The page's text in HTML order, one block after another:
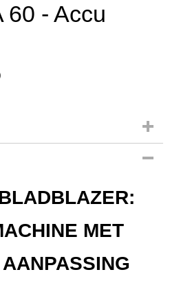
60 - Accu
MET